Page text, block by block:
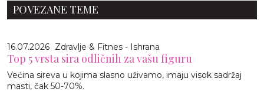
POVEZANE TEME
16.07.2026 Zdravlje & Fitnes - Ishrana
Top 5 vrsta sira odličnih za vašu figuru
Većina sireva u kojima slasno uživamo, imaju visok sadržaj
masti, čak 50-70%.